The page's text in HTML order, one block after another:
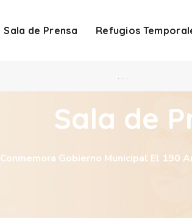
Sala de Prensa Refugios
. . .
Sala de
Conmemora Gobierno Municipal El 190